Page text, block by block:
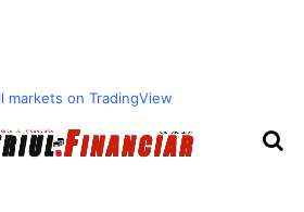
markets on TradingView